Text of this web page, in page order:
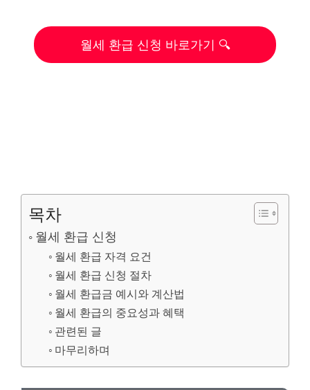
월세 환급 신청 바로가기 🔍
목차
월세 환급 신청
월세 환급 자격 요건
월세 환급 신청 절차
월세 환급금 예시와 계산법
월세 환급의 중요성과 혜택
관련된 글
마무리하며